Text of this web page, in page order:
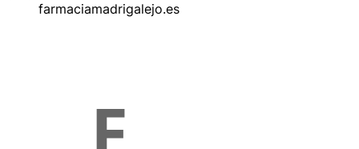
farmaciamadrigalejo.es